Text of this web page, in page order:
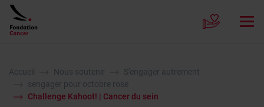
Accueil Nous soutenir
S'engager autrement
sengager pour octobre rose
Challenge Kahoot! | Cancer du sein